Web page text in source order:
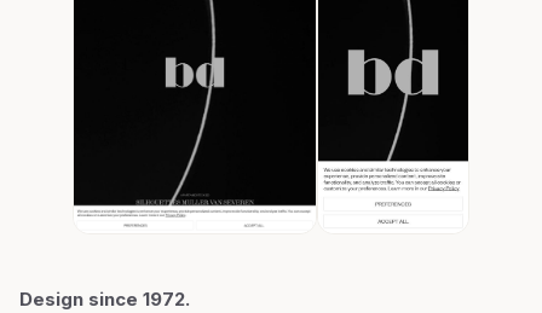
Design since 1972.